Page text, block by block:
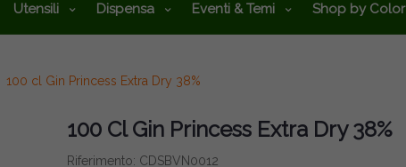
Utensili Dispensa Eventi & Temi Shop by Color
100 cl Gin Princess Extra Dry 38%
100 Cl Gin Princess Extra Dry 38%
Riferimento: CDSBVN0012